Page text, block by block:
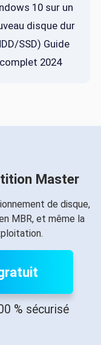
10 sur un
disque dur
SSD) Guide
complet 2024
Master
de disque,
MBR, et même la
% sécurisé